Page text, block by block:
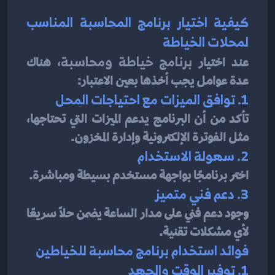
لمحلات الخياطة
عند اختيار برنامج خياطة ومحاسبة
عدة عوامل يجب أخذها بعين الاعتبار:
1. توافق الميزات مع احتياجات المحل
مثل الفوترة الإلكترونية وإدارة المخزون.
2. سهولة الاستخدام
اختر برنامجًا بواجهة مستخدم بسيطة ومباشرة.
3. دعم فني متميز
لأي مشكلات تقنية.
فوائد استخدام برنامج محاسبة للخياطين
1. توفير الوقت والجهد